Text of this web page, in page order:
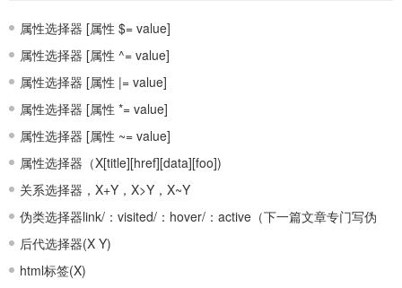
属性选择器 [属性 $= value]
属性选择器 [属性 ^= value]
属性选择器 [属性 |= value]
属性选择器 [属性 *= value]
属性选择器 [属性 ~= value]
属性选择器（X[title][href][data][foo])
关系选择器，X+Y，X>Y，X~Y
伪类选择器link/：visited/：hover/：active（下一篇文章专门写伪
类）
后代选择器(X Y)
html标签(X)